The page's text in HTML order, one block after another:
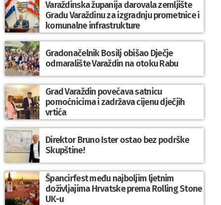
Varaždinska županija darovala zemljište
Gradu Varaždinu za izgradnju prometnice i
komunalne infrastrukture
Gradonačelnik Bosilj obišao Dječje
odmaralište Varaždin na otoku Rabu
Grad Varaždin povećava satnicu
pomoćnicima i zadržava cijenu dječjih
vrtića
Direktor Bruno Ister ostao bez podrške
Skupštine!
Špancirfest među najboljim ljetnim
doživljajima Hrvatske prema Rolling Stone
UK-u